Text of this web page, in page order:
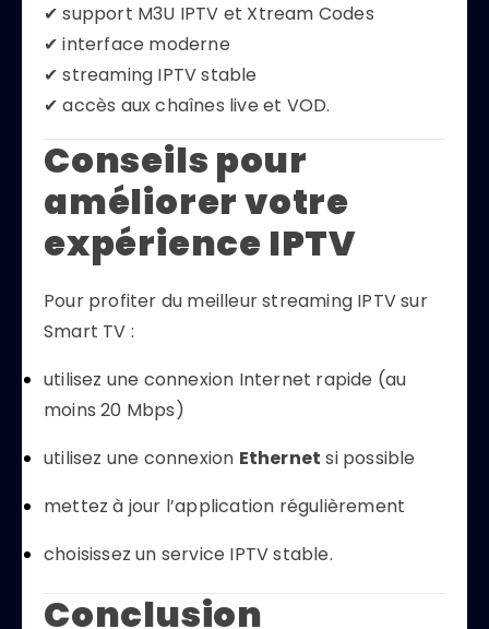
✔ support M3U IPTV et Xtream Codes
✔ interface moderne
✔ streaming IPTV stable
✔ accès aux chaînes live et VOD.
Conseils pour
améliorer votre
expérience IPTV
Pour profiter du meilleur streaming IPTV sur
Smart TV :
utilisez une connexion Internet rapide (au
moins 20 Mbps)
utilisez une connexion Ethernet si possible
mettez à jour l’application régulièrement
choisissez un service IPTV stable.
Conclusion